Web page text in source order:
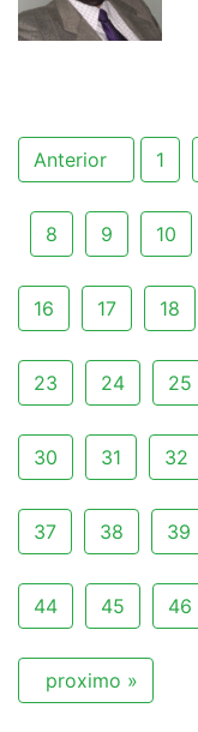
Anterior 1
8 9 10
16 17 18
23 24 25
30 31 32
37 38 39
44 45 46
proximo »